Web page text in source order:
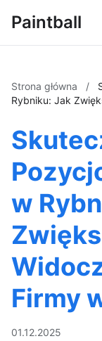
Paintball
Strona główna /
Rybniku: Jak
w
Firmy
01.12.2025